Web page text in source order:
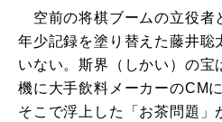
空前の将棋ブームの立役者
年少記録を塗り替えた藤井聡
いない。斯界（しかい）の宝
機に大手飲料メーカーのCM
そこで浮上した「お茶問題」